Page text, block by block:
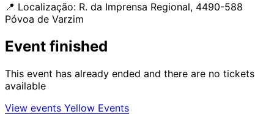
📍 Localização: R. da Imprensa Regional, 4490-588
Póvoa de Varzim
Event finished
This event has already ended and there are no tickets
available
View events Yellow Events